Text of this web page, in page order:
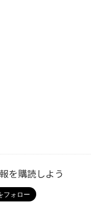
を購読しよう